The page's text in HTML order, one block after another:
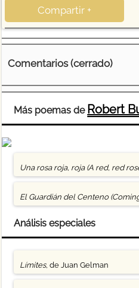
Compartir +
Comentarios (cerrado)
Más poemas de Robert
Una rosa roja, roja (A red, red
El Guardián del Centeno
Análisis especiales
Límites, de Juan Gelman